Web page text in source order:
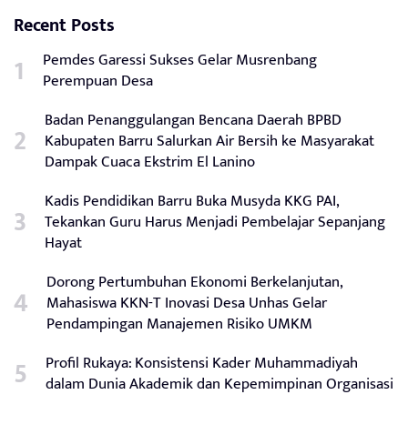
Recent Posts
Pemdes Garessi Sukses Gelar Musrenbang
Perempuan Desa
Badan Penanggulangan Bencana Daerah BPBD
Kabupaten Barru Salurkan Air Bersih ke Masyarakat
Dampak Cuaca Ekstrim El Lanino
Kadis Pendidikan Barru Buka Musyda KKG PAI,
Tekankan Guru Harus Menjadi Pembelajar Sepanjang
Hayat
Dorong Pertumbuhan Ekonomi Berkelanjutan,
Mahasiswa KKN-T Inovasi Desa Unhas Gelar
Pendampingan Manajemen Risiko UMKM
Profil Rukaya: Konsistensi Kader Muhammadiyah
dalam Dunia Akademik dan Kepemimpinan Organisasi